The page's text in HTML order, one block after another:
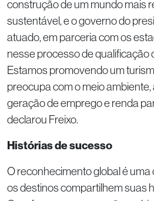
construção de um mundo mais
sustentável, e o governo do
atuado, em parceria com os
nesse processo de qualificação
Estamos promovendo um
preocupa com o meio ambiente,
geração de emprego e renda
declarou Freixo.
Histórias de sucesso
O reconhecimento global é
os destinos compartilhem suas